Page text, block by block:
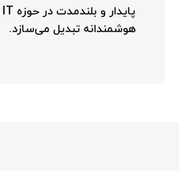
هوشمندانه تبدیل می‌سازد.